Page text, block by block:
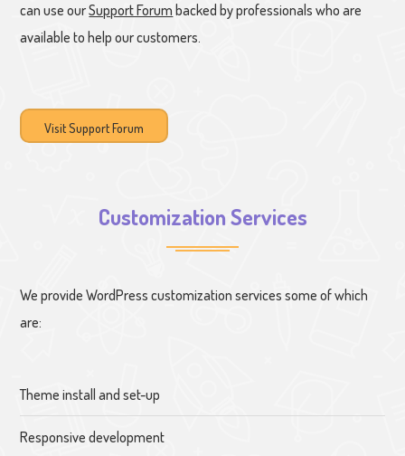
can use ourSupport Forum backed by professionals who are
available to help our customers.
Visit Support Forum
Customization Services
We provide WordPress customization services some of which
are:
Theme install and set-up
Responsive development